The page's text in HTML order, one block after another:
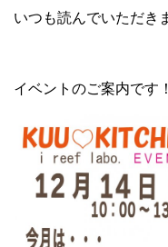
いつも読んでいただき
イベントのご案内です！